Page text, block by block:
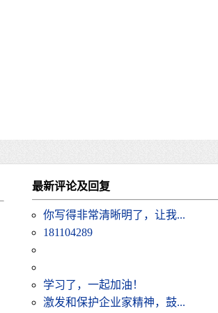
最新评论及回复
你写得非常清晰明了，让我...
181104289
学习了，一起加油！
激发和保护企业家精神，鼓...